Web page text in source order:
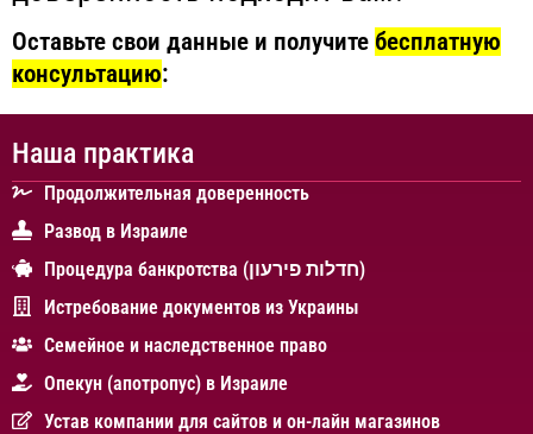
Оставьте свои данные и получите бесплатную
консультацию:
Наша практика
Продолжительная доверенность
Развод в Израиле
Процедура банкротства (חדלות פירעון)
Истребование документов из Украины
Cемейное и наследственное право
Опекун (апотропус) в Израиле
Устав компании для сайтов и он-лайн магазинов